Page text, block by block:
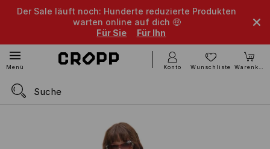
Der Sale läuft noch: Hunderte reduzierte Produkten
warten online auf dich 🤑
Für Sie
Für Ihn
Menü Konto Wunschliste Warenkorb